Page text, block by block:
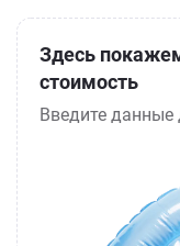
Здесь
стоимость
Введите данные